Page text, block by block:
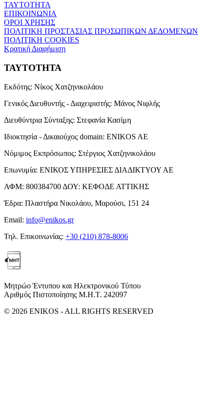
ΤΑΥΤΟΤΗΤΑ
ΕΠΙΚΟΙΝΩΝΙΑ
ΟΡΟΙ ΧΡΗΣΗΣ
ΠΟΛΙΤΙΚΗ ΠΡΟΣΤΑΣΙΑΣ ΠΡΟΣΩΠΙΚΩΝ ΔΕΔΟΜΕΝΩΝ
ΠΟΛΙΤΙΚΗ COOKIES
Κρατική Διαφήμιση
ΤΑΥΤΟΤΗΤΑ
Εκδότης: Νίκος Χατζηνικολάου
Γενικός Διευθυντής - Διαχειριστής: Μάνος Νιφλής
Διευθύντρια Σύνταξης: Στεφανία Κασίμη
Ιδιοκτησία - Δικαιούχος domain: ENIKOS AE
Νόμιμος Εκπρόσωπος: Στέργιος Χατζηνικολάου
Επωνυμία: ΕΝΙΚΟΣ ΥΠΗΡΕΣΙΕΣ ΔΙΑΔΙΚΤΥΟΥ ΑΕ
ΑΦΜ: 800384700 ΔΟΥ: ΚΕΦΟΔΕ ΑΤΤΙΚΗΣ
Έδρα: Πλαστήρα Νικολάου, Μαρούσι, 151 24
Email: info@enikos.gr
Τηλ. Επικοινωνίας: +30 (210) 878-8006
Μητρώο Έντυπου και Ηλεκτρονικού Τύπου
Αριθμός Πιστοποίησης Μ.Η.Τ. 242097
© 2026 ENIKOS - ALL RIGHTS RESERVED